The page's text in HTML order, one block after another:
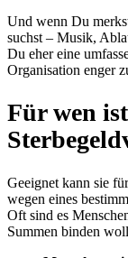
Und wenn Du
suchst – Musik,
Du eher eine
Organisation enger
Für wen
Geeignet kann sie
wegen eines
Oft sind es
Summen binden